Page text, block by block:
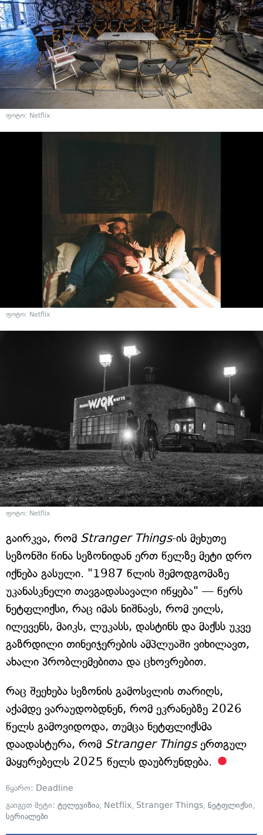
ფოტო: Netflix
ფოტო: Netflix
ფოტო: Netflix
გაირკვა, რომ Stranger Things-ის მეხუთე
სეზონში წინა სეზონიდან ერთ წელზე მეტი დრო
იქნება გასული. "1987 წლის შემოდგომაზე
უკანასკნელი თავგადასავალი იწყება" — წერს
ნეტფლიქსი, რაც იმას ნიშნავს, რომ უილს,
ილევენს, მაიკს, ლუკასს, დასტინს და მაქსს უკვე
გაზრდილი თინეიჯერების ამპლუაში ვიხილავთ,
ახალი პრობლემებითა და ცხოვრებით.
რაც შეეხება სეზონის გამოსვლის თარიღს,
აქამდე ვარაუდობდნენ, რომ ეკრანებზე 2026
წელს გამოვიდოდა, თუმცა ნეტფლიქსმა
დაადასტურა, რომ Stranger Thingsერთგულ
მაყურებელს 2025 წელს დაუბრუნდება.
წყარო: Deadline
გაიგეთ მეტი: ტელევიზია, Netflix, Stranger Things, ნეტფლიქსი,
სერიალები